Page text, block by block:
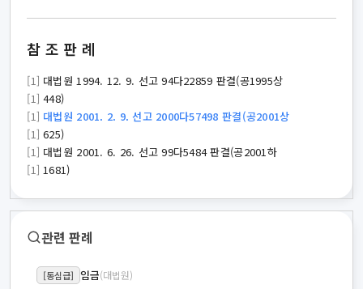
참조판례
[1] 대법원 1994. 12. 9. 선고 94다22859 판결(공1995상
[1] 448)
[1] 대법원 2001. 2. 9. 선고 2000다57498 판결(공2001상
[1] 625)
[1] 대법원 2001. 6. 26. 선고 99다5484 판결(공2001하
[1] 1681)
관련 판례
[동심급] 임금(대법원)